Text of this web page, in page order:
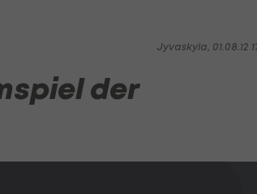
Jyvaskyla, 01.08.12
der